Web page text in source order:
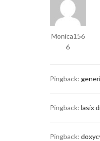
Monica156
6
Pingback:
Pingback: lasix
Pingback: